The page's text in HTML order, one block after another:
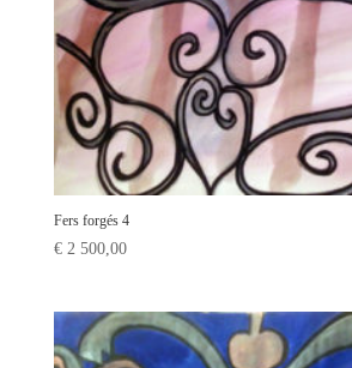
Fers forgés 4
€2 500,00